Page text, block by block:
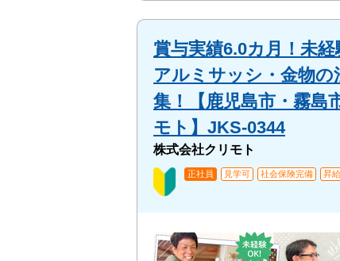
賞与実績6.0カ月！未
アルミサッシ・金物
集！【鹿児島市・霧島
モト】JKS-0344
株式会社クリモト
正社員 見学可 社会保険完備 昇